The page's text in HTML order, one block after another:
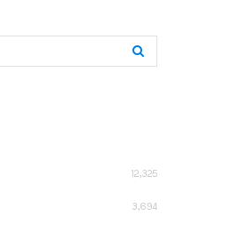
12,325
3,694